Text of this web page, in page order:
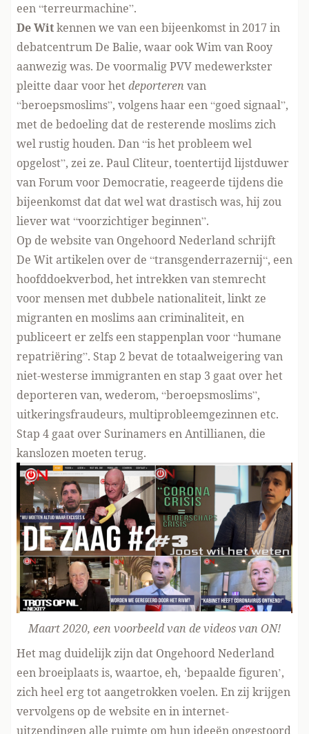
een “terreurmachine”.
De Witkennen we van eenbijeenkomst in 2017 in
debatcentrum De Balie, waar ook Wim van Rooy
aanwezig was. De voormalig PVV medewerkster
pleitte daar voorhetdeporteren van
“beroepsmoslims”, volgens haar een “goed signaal”,
met de bedoeling dat de resterende moslims zich
wel rustig houden. Dan “is het probleem wel
opgelost”, zei ze. Paul Cliteur, toentertijd lijstduwer
van Forum voor Democratie, reageerde tijdens die
bijeenkomst dat dat wel wat drastisch was, hij zou
liever wat “voorzichtiger beginnen”.
Op de website van Ongehoord Nederland schrijft
De Wit artikelen over de “transgenderrazernij“, een
hoofddoekverbod, het intrekken van stemrecht
voor mensen met dubbele nationaliteit, linkt ze
migranten en moslims aan criminaliteit, en
publiceert er zelfs een stappenplanvoor “humane
repatriëring”. Stap 2 bevat de totaalweigering van
niet-westerse immigranten en stap 3 gaat over het
deporteren van, wederom, “beroepsmoslims”,
uitkeringsfraudeurs, multiprobleemgezinnen etc.
Stap 4 gaat over Surinamers en Antillianen, die
kanslozen moeten terug.
Maart 2020, een voorbeeld van de videos van ON!
Het mag duidelijk zijn dat Ongehoord Nederland
een broeiplaats is, waartoe, eh, ‘bepaalde figuren’,
zich heel erg tot aangetrokken voelen. En zij krijgen
vervolgens op de website en in internet-
uitzendingen alle ruimte om hun ideeën ongestoord